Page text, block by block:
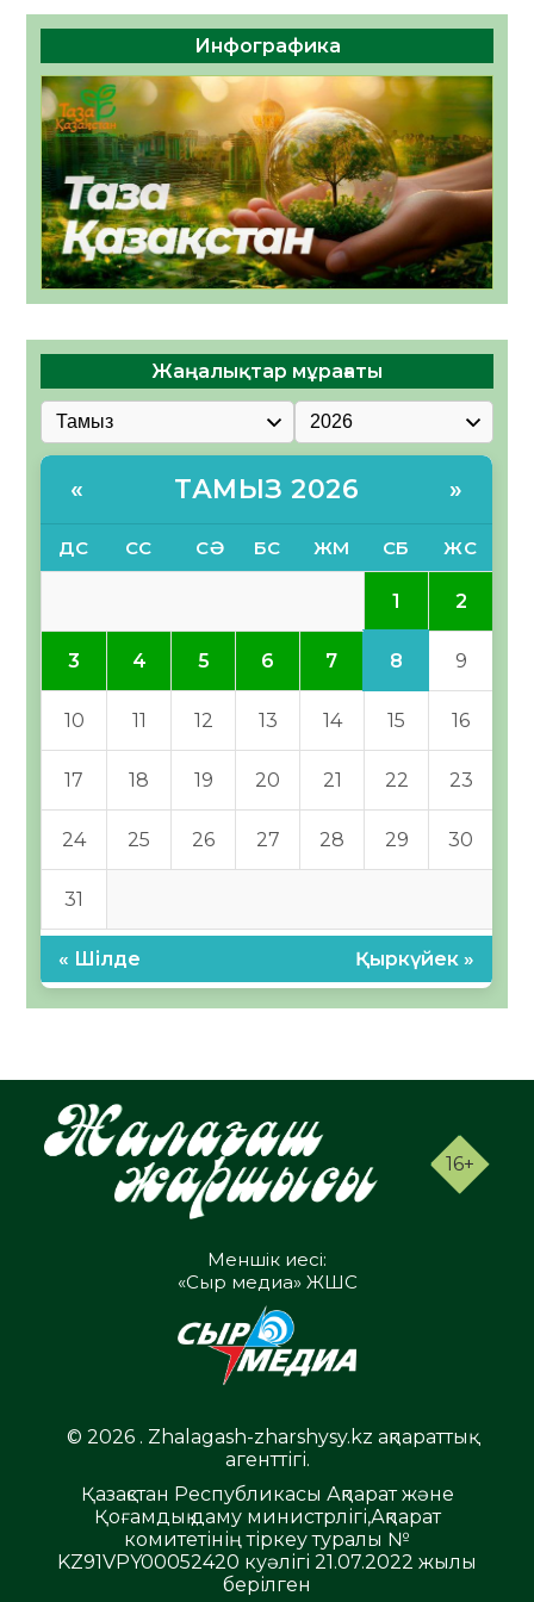
Инфографика
Жаңалықтар мұрағаты
« ТАМЫЗ 2026 »
ДС СС СӘ БС ЖМ СБ ЖС
1 2
3 4 5 6 7 8 9
10 11 12 13 14 15 16
17 18 19 20 21 22 23
24 25 26 27 28 29 30
31
« Шілде Қыркүйек »
16+
Меншік иесі:
«Сыр медиа» ЖШС
© 2026 . Zhalagash-zharshysy.kz ақпараттық
агенттігі.
Қазақстан Республикасы Ақпарат және
Қоғамдық даму министрлігі,Ақпарат
комитетінің тіркеу туралы №
KZ91VPY00052420 куәлігі 21.07.2022 жылы
берілген